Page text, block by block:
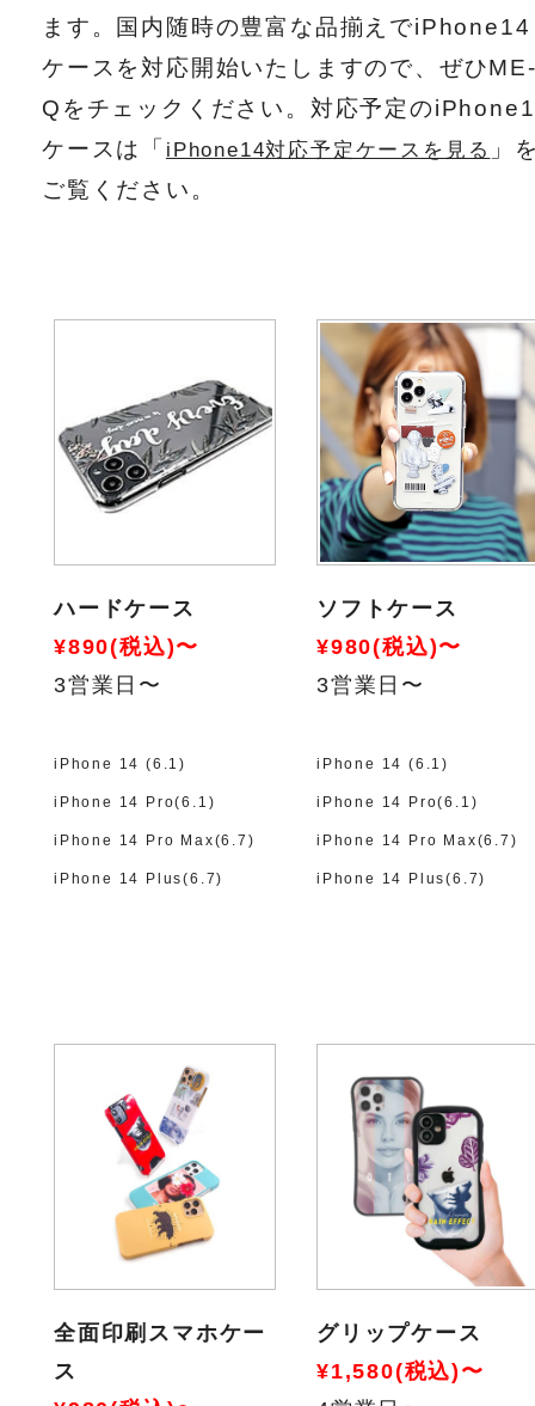
ます。国内随時の豊富な品揃えでiPhone14
ケースを対応開始いたしますので、ぜひ
Qをチェックください。対応予定の
ケースは「 iPhone14対応予定ケースを見る 」
ご覧ください。
ハードケース
¥890(税込)〜
3営業日〜
iPhone 14 (6.1)
iPhone 14 Pro(6.1)
iPhone 14 Pro Max(6.7)
iPhone 14 Plus(6.7)
ソフトケース
¥980(税込)〜
3営業日〜
iPhone 14 (6.1)
iPhone 14 Pro(6.1)
iPhone 14 Pro Max(6.7)
iPhone 14 Plus(6.7)
全面印刷スマホケー
ス
グリップケース
¥1,580(税込)〜